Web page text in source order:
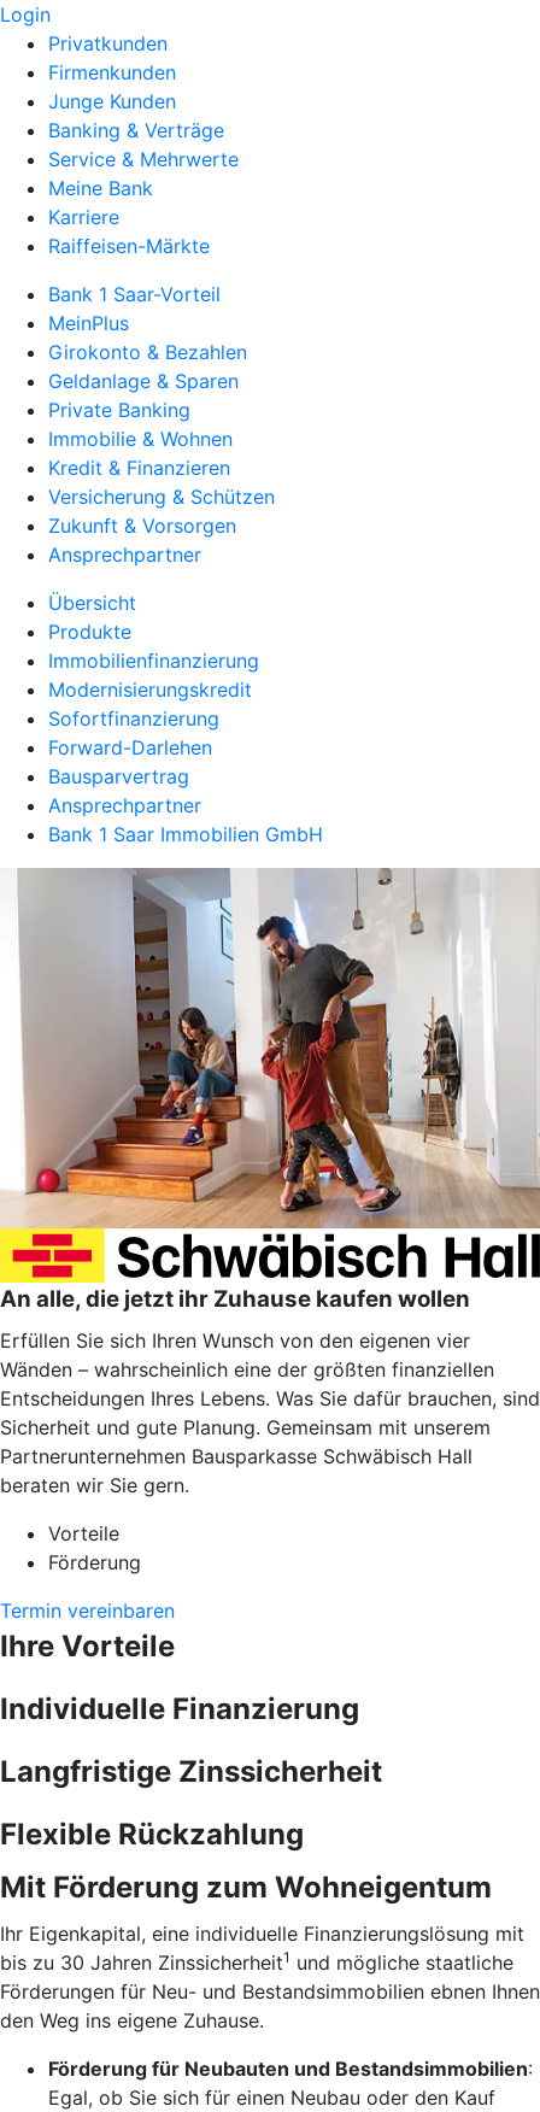
Login
Privatkunden
Firmenkunden
Junge Kunden
Banking & Verträge
Service & Mehrwerte
Meine Bank
Karriere
Raiffeisen-Märkte
Bank 1 Saar-Vorteil
MeinPlus
Girokonto & Bezahlen
Geldanlage & Sparen
Private Banking
Immobilie & Wohnen
Kredit & Finanzieren
Versicherung & Schützen
Zukunft & Vorsorgen
Ansprechpartner
Übersicht
Produkte
Immobilienfinanzierung
Modernisierungskredit
Sofortfinanzierung
Forward-Darlehen
Bausparvertrag
Ansprechpartner
Bank 1 Saar Immobilien GmbH
An alle, die jetzt ihr Zuhause kaufen wollen
Erfüllen Sie sich Ihren Wunsch von den eigenen vier
Wänden – wahrscheinlich eine der größten finanziellen
Entscheidungen Ihres Lebens. Was Sie dafür brauchen, sind
Sicherheit und gute Planung. Gemeinsam mit unserem
Partnerunternehmen Bausparkasse Schwäbisch Hall
beraten wir Sie gern.
Vorteile
Förderung
Termin vereinbaren
Ihre Vorteile
Individuelle Finanzierung
Langfristige Zinssicherheit
Flexible Rückzahlung
Mit Förderung zum Wohneigentum
Ihr Eigenkapital, eine individuelle Finanzierungslösung mit
bis zu 30 Jahren Zinssicherheit1 und mögliche staatliche
Förderungen für Neu- und Bestandsimmobilien ebnen Ihnen
den Weg ins eigene Zuhause.
Förderung für Neubauten und Bestandsimmobilien:
Egal, ob Sie sich für einen Neubau oder den Kauf